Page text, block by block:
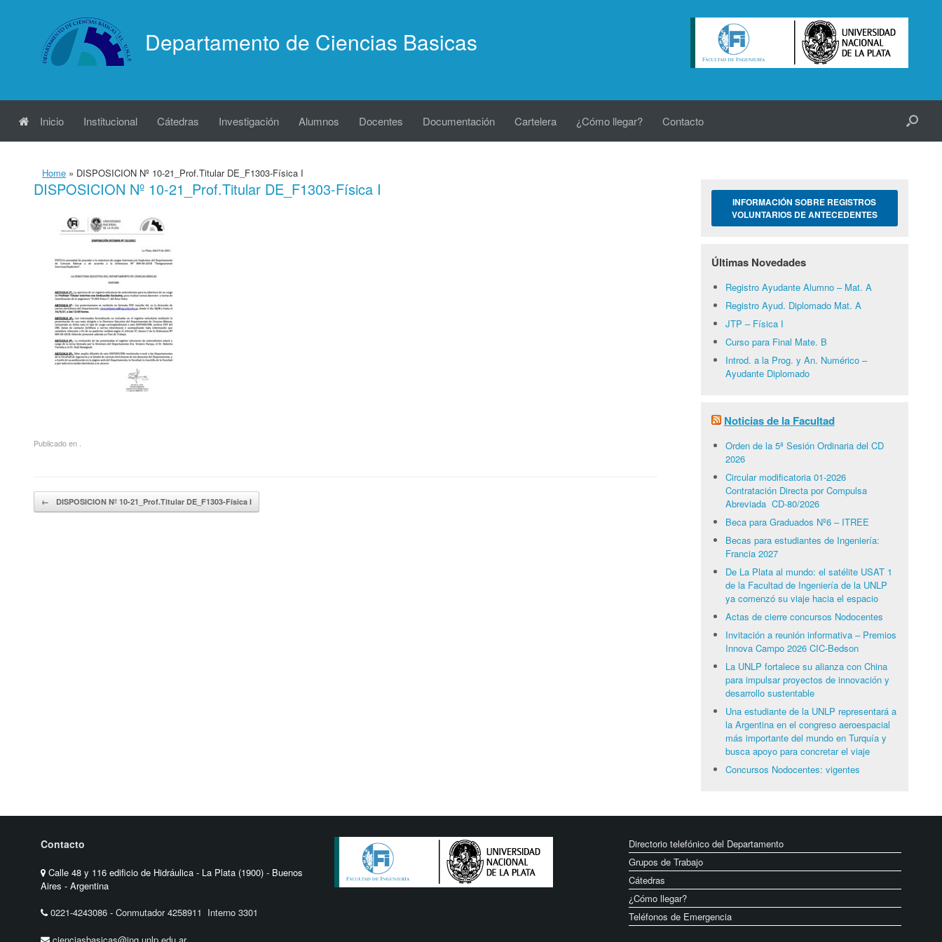
Departamento de Ciencias Basicas
Inicio Institucional Cátedras Investigación Alumnos Docentes Documentación Cartelera ¿Cómo llegar? Contacto
Home » DISPOSICION Nº 10-21_Prof.Titular DE_F1303-Física I
DISPOSICION Nº 10-21_Prof.Titular DE_F1303-Física I
Publicado en .
Navegador de artículos
← DISPOSICION Nº 10-21_Prof.Titular DE_F1303-Física I
INFORMACIÓN SOBRE REGISTROS
VOLUNTARIOS DE ANTECEDENTES
Últimas Novedades
Registro Ayudante Alumno – Mat. A
Registro Ayud. Diplomado Mat. A
JTP – Física I
Curso para Final Mate. B
Introd. a la Prog. y An. Numérico –
Ayudante Diplomado
Noticias de la Facultad
Orden de la 5ª Sesión Ordinaria del CD
2026
Circular modificatoria 01-2026
Contratación Directa por Compulsa
Abreviada CD-80/2026
Beca para Graduados Nº6 – ITREE
Becas para estudiantes de Ingeniería:
Francia 2027
De La Plata al mundo: el satélite USAT 1
de la Facultad de Ingeniería de la UNLP
ya comenzó su viaje hacia el espacio
Actas de cierre concursos Nodocentes
Invitación a reunión informativa – Premios
Innova Campo 2026 CIC-Bedson
La UNLP fortalece su alianza con China
para impulsar proyectos de innovación y
desarrollo sustentable
Una estudiante de la UNLP representará a
la Argentina en el congreso aeroespacial
más importante del mundo en Turquía y
busca apoyo para concretar el viaje
Concursos Nodocentes: vigentes
Contacto
Calle 48 y 116 edificio de Hidráulica - La Plata (1900) - Buenos
Aires - Argentina
0221-4243086 -Conmutador 4258911 Interno 3301
Directorio telefónico del Departamento
Grupos de Trabajo
Cátedras
¿Cómo llegar?
Teléfonos de Emergencia